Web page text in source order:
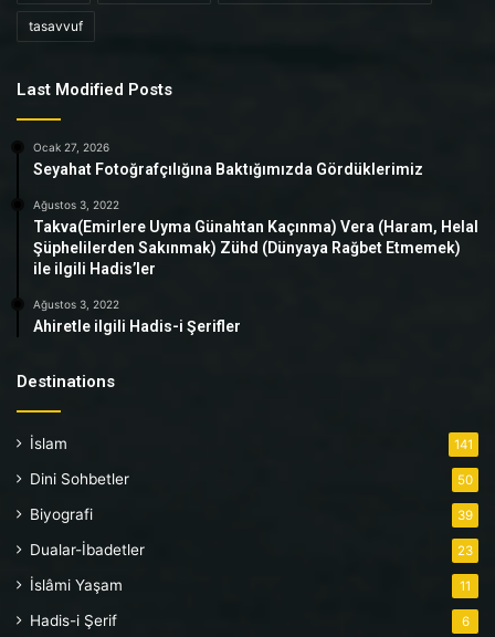
tasavvuf
Last Modified Posts
Ocak 27, 2026
Seyahat Fotoğrafçılığına Baktığımızda Gördüklerimiz
Ağustos 3, 2022
Takva(Emirlere Uyma Günahtan Kaçınma) Vera (Haram, Helal
Şüphelilerden Sakınmak) Zühd (Dünyaya Rağbet Etmemek)
ile ilgili Hadis’ler
Ağustos 3, 2022
Ahiretle ilgili Hadis-i Şerifler
Destinations
İslam 141
Dini Sohbetler 50
Biyografi 39
Dualar-İbadetler 23
İslâmi Yaşam 11
Hadis-i Şerif 6